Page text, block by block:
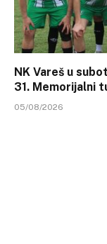
NK Vareš u
31. Memorijalni
05/08/2026